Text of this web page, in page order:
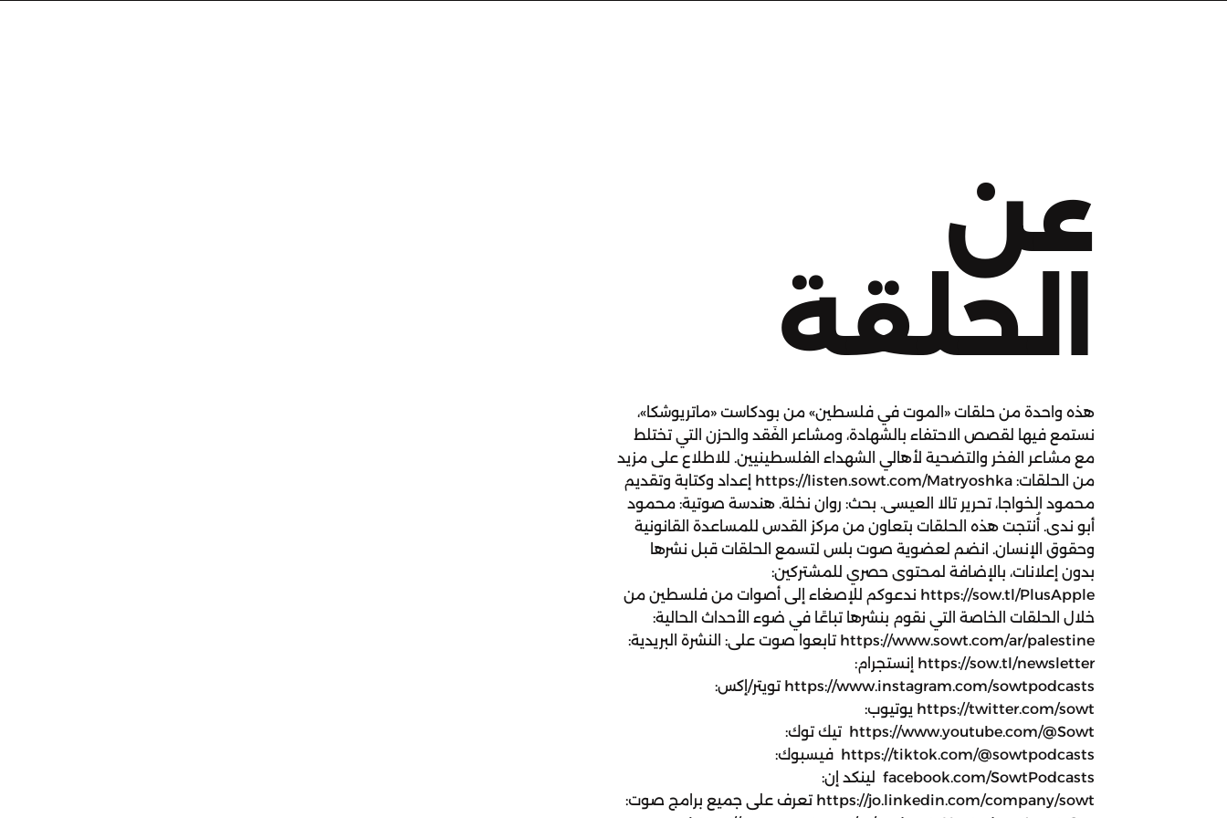
عن
الحلقة
هذه واحدة من حلقات «الموت في فلسطين» من بودكاست «ماتريوشكا»،
نستمع فيها لقصص الاحتفاء بالشهادة، ومشاعر الفَقد والحزن التي تختلط
مع مشاعر الفخر والتضحية لأهالي الشهداء الفلسطينيين. للاطلاع على مزيد
من الحلقات: https://listen.sowt.com/Matryoshka إعداد وكتابة وتقديم
محمود الخواجا، تحرير تالا العيسى. بحث: روان نخلة. هندسة صوتية: محمود
أبو ندى. أُنتجت هذه الحلقات بتعاون من مركز القدس للمساعدة القانونية
وحقوق الإنسان. انضم لعضوية صوت بلس لتسمع الحلقات قبل نشرها
بدون إعلانات، بالإضافة لمحتوى حصري للمشتركين:
https://sow.tl/PlusApple ندعوكم للإصغاء إلى أصوات من فلسطين من
خلال الحلقات الخاصة التي نقوم بنشرها تباعًا في ضوء الأحداث الحالية:
https://www.sowt.com/ar/palestine تابعوا صوت على: النشرة البريدية:
https://sow.tl/newsletter إنستجرام:
https://www.instagram.com/sowtpodcasts تويتر/إكس:
https://twitter.com/sowt يوتيوب:
https://www.youtube.com/@Sowt تيك توك:
https://tiktok.com/@sowtpodcasts فيسبوك:
facebook.com/SowtPodcasts لينكد إن:
https://jo.linkedin.com/company/sowt تعرف على جميع برامج صوت: